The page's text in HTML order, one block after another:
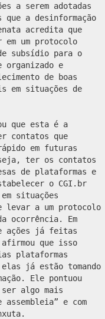
a serem adotadas
que a desinformação
acredita que
um protocolo
subsídio para o
organizado e
de boas
em situações de
que esta é a
contatos que
em futuras
ter os contatos
de plataformas e
o CGI.br
situações
levar a um protocolo
ocorrência. Em
ações já feitas
que isso
plataformas
elas já estão tomando
Ele pontuou
ser algo mais
assembleia” e com